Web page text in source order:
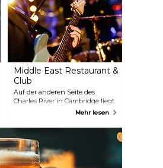
Middle East Restaurant &
Club
Auf der anderen Seite des
Charles River in Cambridge liegt
das Mekka für Punk- und Indie-
Unten spielen Punk- und Indie-
Bands, während oben in einem
kleineren, renovierten Raum
entspanntere Akustik- und Hip-
Hop-Shows stattfinden.
Mehr lesen